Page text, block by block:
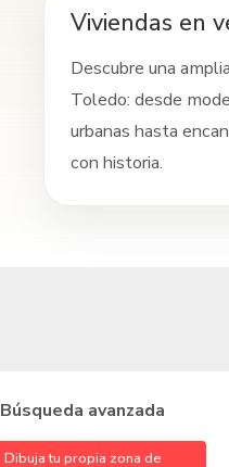
Viviendas en
Descubre una
Toledo: desde
urbanas hasta
con historia.
Búsqueda avanzada
Dibuja tu propia zona de